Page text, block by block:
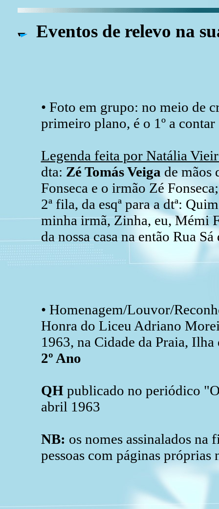
Eventos de relevo na
• Foto em grupo: no meio de
primeiro plano, é o 1º a contar
Legenda feita por Natália
dta: Zé Tomás Veiga de mãos
Fonseca e o irmão Zé
2ª fila, da esqª para a dtª:
minha irmã, Zinha, eu, Mémi
da nossa casa na então Rua
• Homenagem/Louvor/
Honra do Liceu Adriano
1963, na Cidade da Praia,
2º Ano
QH publicado no periódico
abril 1963
NB: os nomes assinalados na
pessoas com páginas próprias